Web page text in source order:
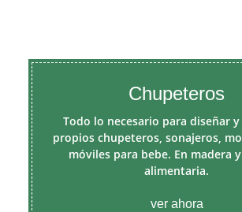
Chupeteros
Todo lo necesario para diseñar
propios chupeteros, sonajeros,
móviles para bebe. En madera
alimentaria.
ver ahora